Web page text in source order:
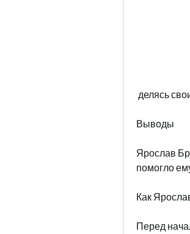
делясь
Выводы
Ярослав
помогло
Как
Перед